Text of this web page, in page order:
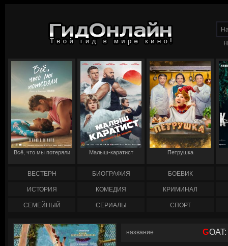
Всё, что мы потеряли Малыш-каратист Петрушка
ВЕСТЕРН БИОГРАФИЯ БОЕВИК
ИСТОРИЯ КОМЕДИЯ КРИМИНАЛ
СЕМЕЙНЫЙ СЕРИАЛЫ СПОРТ
название